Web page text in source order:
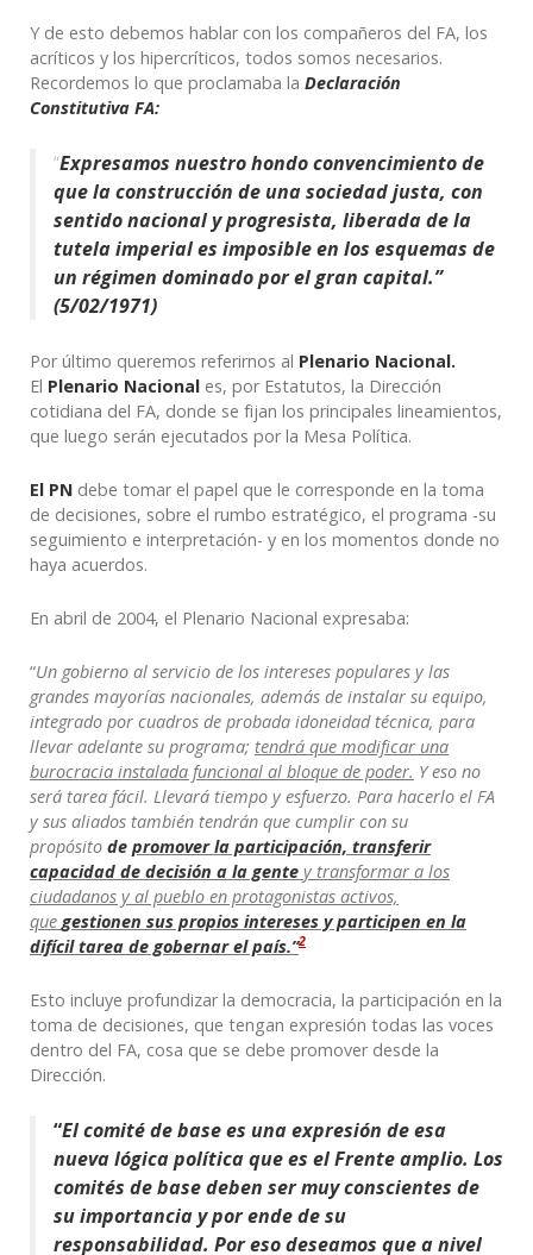
Y de esto debemos hablar con los compañeros del FA, los
acríticos y los hipercríticos, todos somos necesarios.
Recordemos lo que proclamaba la Declaración
Constitutiva FA:
“Expresamos nuestro hondo convencimiento de
que la construcción de una sociedad justa, con
sentido nacional y progresista, liberada de la
tutela imperial es imposible en los esquemas de
un régimen dominado por el gran capital.”
(5/02/1971)
Por último queremos referirnos al Plenario Nacional.
El Plenario Nacional es, por Estatutos, la Dirección
cotidiana del FA, donde se fijan los principales lineamientos,
que luego serán ejecutados por la Mesa Política.
El PN debe tomar el papel que le corresponde en la toma
de decisiones, sobre el rumbo estratégico, el programa -su
seguimiento e interpretación- y en los momentos donde no
haya acuerdos.
En abril de 2004, el Plenario Nacional expresaba:
“Un gobierno al servicio de los intereses populares y las
grandes mayorías nacionales, además de instalar su equipo,
integrado por cuadros de probada idoneidad técnica, para
llevar adelante su programa; tendrá que modificar una
burocracia instalada funcional al bloque de poder. Y eso no
será tarea fácil. Llevará tiempo y esfuerzo. Para hacerlo el FA
y sus aliados también tendrán que cumplir con su
propósito de promover la participación, transferir
capacidad de decisión a la gente y transformar a los
ciudadanos y al pueblo en protagonistas activos,
que gestionen sus propios intereses y participen en la
difícil tarea de gobernar el país.”2
Esto incluye profundizar la democracia, la participación en la
toma de decisiones, que tengan expresión todas las voces
dentro del FA, cosa que se debe promover desde la
Dirección.
“El comité de base es una expresión de esa
nueva lógica políticaque es el Frente amplio. Los
comités de base deben ser muy conscientes de
su importancia y por ende de su
responsabilidad. Por eso deseamos que a nivel